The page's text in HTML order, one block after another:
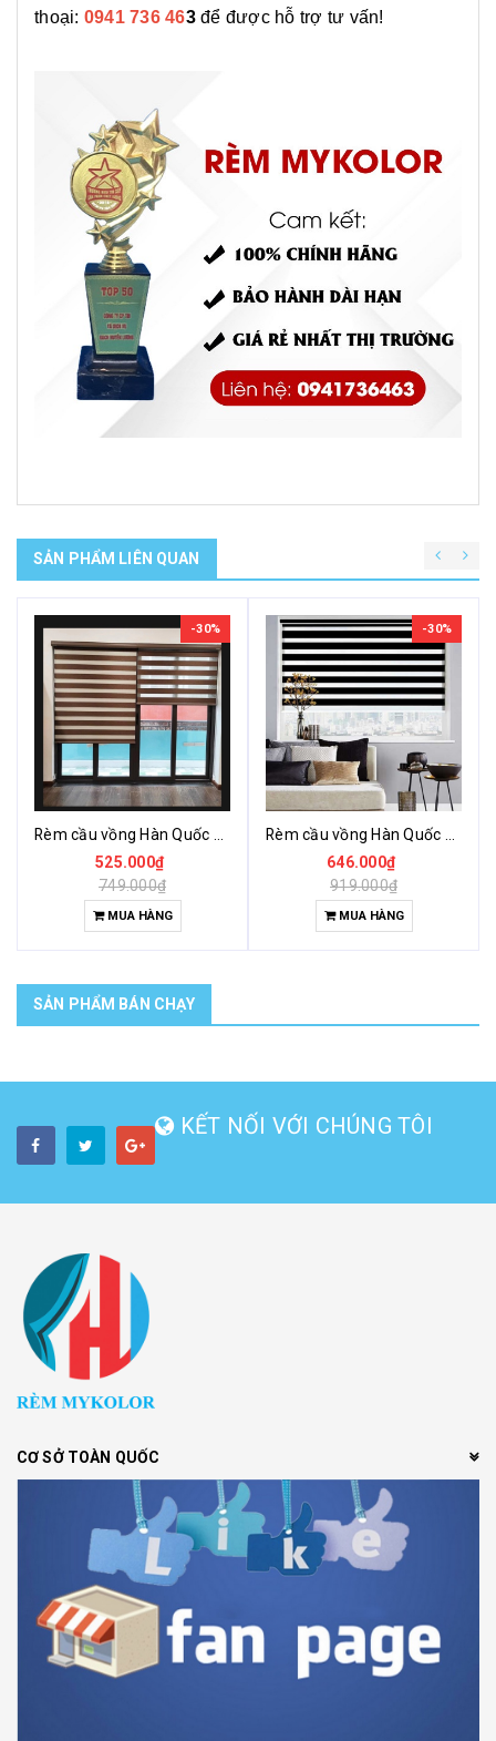
thoại: 0941 736 463để được hỗ trợ tư vấn!
SẢN PHẨM LIÊN QUAN
-30%
525.000₫
749.000₫
MUA HÀNG
-30%
646.000₫
919.000₫
MUA HÀNG
SẢN PHẨM BÁN CHẠY
KẾT NỐI VỚI CHÚNG TÔI
CƠ SỞ TOÀN QUỐC